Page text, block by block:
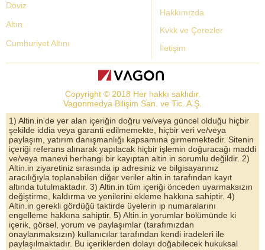
Hakkımızda
Kvkk ve Çerezler
İletişim
Döviz
Altın
Cumhuriyet Altını
Dolar Kuru
Altın Yorumları
Döviz Kurları
Çeyrek Altın
Bitcoin
Euro/Dolar Parite
Sterlin
Döviz Arşivi
Copyright © 2018 Her hakkı saklıdır.
Vagonmedya Bilişim San. ve Tic. A.Ş.
1) Altin.in'de yer alan içeriğin doğru ve/veya güncel olduğu hiçbir
şekilde iddia veya garanti edilmemekte, hiçbir veri ve/veya
paylaşım, yatırım danışmanlığı kapsamına girmemektedir. Sitenin
içeriği referans alınarak yapılacak hiçbir işlemin doğuracağı maddi
ve/veya manevi herhangi bir kayıptan altin.in sorumlu değildir. 2)
Altin.in ziyaretiniz sırasında ip adresiniz ve bilgisayarınız
aracılığıyla toplanabilen diğer veriler altin.in tarafından kayıt
altında tutulmaktadır. 3) Altin.in tüm içeriği önceden uyarmaksızın
değiştirme, kaldırma ve yenilerini ekleme hakkına sahiptir. 4)
Altin.in gerekli gördüğü taktirde üyelerin ip numaralarını
engelleme hakkına sahiptir. 5) Altin.in yorumlar bölümünde ki
içerik, görsel, yorum ve paylaşımlar (tarafımızdan
onaylanmaksızın) kullanıcılar tarafından kendi iradeleri ile
paylaşılmaktadır. Bu içeriklerden dolayı doğabilecek hukuksal